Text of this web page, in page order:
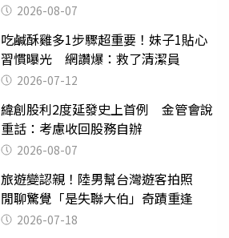
2026-08-07
吃鹹酥雞多1步驟超重要！妹子1貼心
習慣曝光 網讚爆：救了清潔員
2026-07-12
緯創股利2度延發史上首例 金管會說
重話：考慮收回股務自辦
2026-08-07
旅遊變認親！陸男幫台灣遊客拍照
閒聊驚覺「是失聯大伯」奇蹟重逢
2026-07-18